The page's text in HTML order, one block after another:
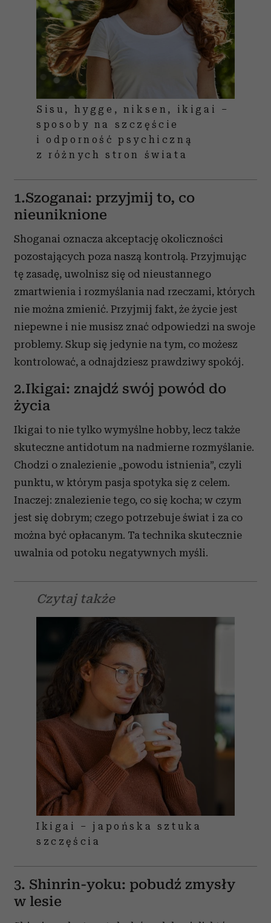
Sisu, hygge, niksen, ikigai –
sposoby na szczęście
i odporność psychiczną
z różnych stron świata
1.Szoganai: przyjmij to, co
nieuniknione
Shoganai oznacza akceptację okoliczności
pozostających poza naszą kontrolą. Przyjmując
tę zasadę, uwolnisz się od nieustannego
zmartwienia i rozmyślania nad rzeczami, których
nie można zmienić. Przyjmij fakt, że życie jest
niepewne i nie musisz znać odpowiedzi na swoje
problemy. Skup się jedynie na tym, co możesz
kontrolować, a odnajdziesz prawdziwy spokój.
2.Ikigai: znajdź swój powód do
życia
Ikigai to nie tylko wymyślne hobby, lecz także
skuteczne antidotum na nadmierne rozmyślanie.
Chodzi o znalezienie „powodu istnienia”, czyli
punktu, w którym pasja spotyka się z celem.
Inaczej: znalezienie tego, co się kocha; w czym
jest się dobrym; czego potrzebuje świat i za co
można być opłacanym. Ta technika skutecznie
uwalnia od potoku negatywnych myśli.
Czytaj także
Ikigai – japońska sztuka
szczęścia
3. Shinrin-yoku: pobudź zmysły
w lesie